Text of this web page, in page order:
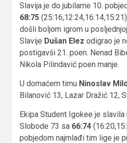
Slavija je do jubilarne 10.
68:75
došli boljom igrom u
Slavije Dušan Elez odigrao je
postigavši 21. poen. Nenad
Nikola Pilindavić poen manje.
U domaćem timu Ninoslav
Bilanović 13, Lazar Dražić 12,
Ekipa Student Igokee je
Slobode 73 sa 66:74
pobjedom najmlađi tim lige je